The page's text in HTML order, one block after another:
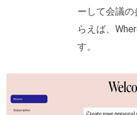
ーして会議
らえば、
す。